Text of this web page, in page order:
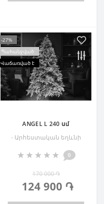
-27%
Պահանջված
Վաճառված է
ANGEL L 240 սմ
- Արհեստական եղևնի
0
170 000 ֏
124 900 ֏